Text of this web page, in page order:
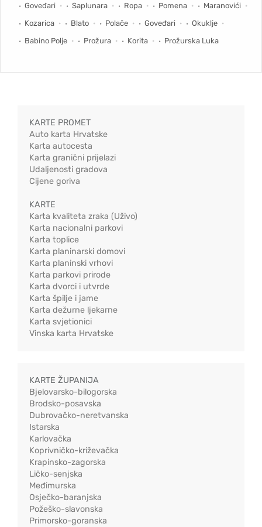
Goveđari Saplunara Ropa Pomena
Maranovići
Kozarica
Blato Polače Goveđari
Okuklje
Babino Polje
Prožura Korita Prožurska Luka
KARTE PROMET
Auto karta Hrvatske
Karta autocesta
Karta granični prijelazi
Udaljenosti gradova
Cijene goriva
KARTE
Karta kvaliteta zraka (Uživo)
Karta nacionalni parkovi
Karta toplice
Karta planinarski domovi
Karta planinski vrhovi
Karta parkovi prirode
Karta dvorci i utvrde
Karta špilje i jame
Karta dežurne ljekarne
Karta svjetionici
Vinska karta Hrvatske
KARTE ŽUPANIJA
Bjelovarsko-bilogorska
Brodsko-posavska
Dubrovačko-neretvanska
Istarska
Karlovačka
Koprivničko-križevačka
Krapinsko-zagorska
Ličko-senjska
Međimurska
Osječko-baranjska
Požeško-slavonska
Primorsko-goranska